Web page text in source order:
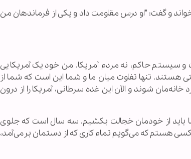
و گفت: "او درس مقاومت داد و یکی از فرماندهان من
سیستم حاکم، نه مردم آمریکا. من خود یک آمریکایی
تنها تفاوت میان ما و شما این است که شما از
خانه‌مان شوند و الآن این غده سرطانی، آمریکا را از درون
از خودمان خجالت بکشیم. سه سال است که جلوی
هستم که می‌گویم تمام کاری که از دستمان برمی‌آمد،